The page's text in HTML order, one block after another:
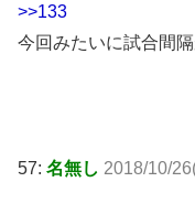
>>133
今回みたいに試合間
57: 名無し 2018/10/